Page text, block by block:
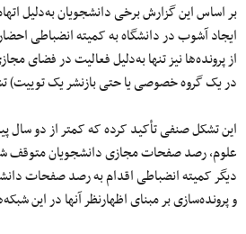
بر اساس این گزارش برخی دانشجویان به‌دلیل
ایجاد آشوب در دانشگاه به کمیته انضباطی
از پرونده‌ها نیز تنها به‌دلیل فعالیت در فضای
در یک گروه خصوصی یا حتی بازنشر یک توییت)
این تشکل صنفی تأکید کرده که کمتر از دو سال
علوم، رصد صفحات مجازی دانشجویان متوقف
دیگر کمیته انضباطی اقدام به رصد صفحات
و پرونده‌سازی بر مبنای اظهارنظر آنها در این